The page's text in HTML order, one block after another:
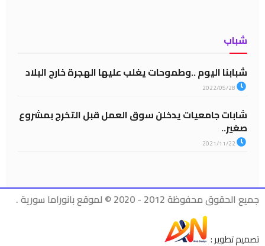
شباب
شبابنا اليوم ..وطموحات يغلب عليها الهجرة خارج البلاد
شابات جامعيات يدخلن سوق العمل قبل التخرج بمشروع
صغير..
جميع الحقوق محفوظة 2012 - 2020 © لموقع بانوراما سورية .
تصميم تطوير :